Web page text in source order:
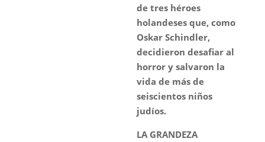
de tres héroes
holandeses que, como
Oskar Schindler,
decidieron desafiar al
horror y salvaron la
vida de más de
seiscientos niños
judíos.
LA GRANDEZA